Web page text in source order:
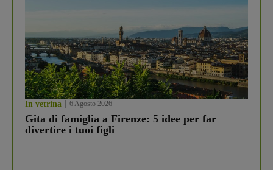
In vetrina 6 Agosto 2026
Gita di famiglia a Firenze: 5 idee per far
divertire i tuoi figli